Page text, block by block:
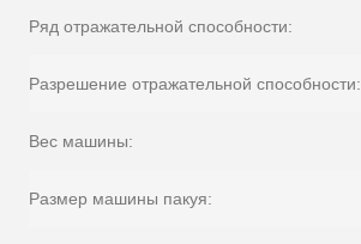
Ряд отражательной способности:
Разрешение отражательной способности:
Вес машины:
Размер машины пакуя: